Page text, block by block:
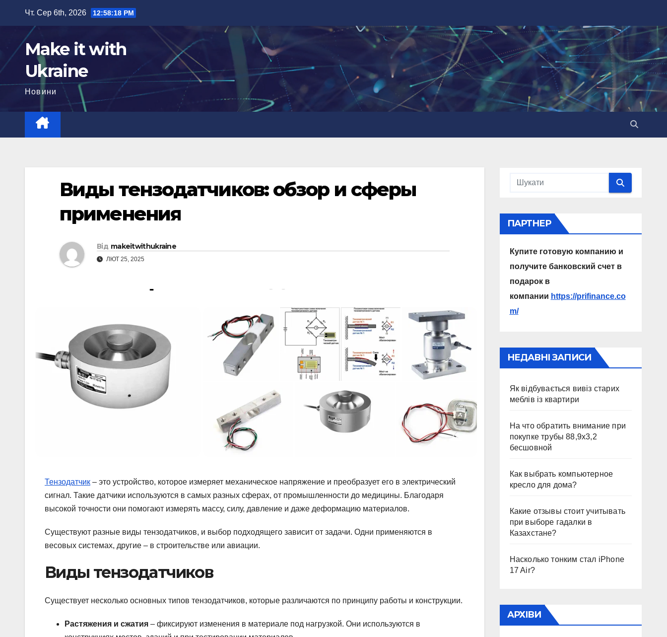
Чт. Сер 6th, 2026 12:58:19 PM
Make it with
Ukraine
Новини
Виды тензодатчиков: обзор и сферы
применения
Від makeitwithukraine
ЛЮТ 25, 2025
Тензодатчик – это устройство, которое измеряет механическое напряжение и преобразует его в электрический
сигнал. Такие датчики используются в самых разных сферах, от промышленности до медицины. Благодаря
высокой точности они помогают измерять массу, силу, давление и даже деформацию материалов.
Существуют разные виды тензодатчиков, и выбор подходящего зависит от задачи. Одни применяются в
весовых системах, другие – в строительстве или авиации.
Виды тензодатчиков
Существует несколько основных типов тензодатчиков, которые различаются по принципу работы и конструкции.
Растяжения и сжатия – фиксируют изменения в материале под нагрузкой. Они используются в
ПАРТНЕР
Купите готовую компанию и
получите банковский счет в
подарок в
компании https://prifinance.co
m/
НЕДАВНІ ЗАПИСИ
Як відбувається вивіз старих
меблів із квартири
На что обратить внимание при
покупке трубы 88,9х3,2
бесшовной
Как выбрать компьютерное
кресло для дома?
Какие отзывы стоит учитывать
при выборе гадалки в
Казахстане?
Насколько тонким стал iPhone
17 Air?
АРХІВИ